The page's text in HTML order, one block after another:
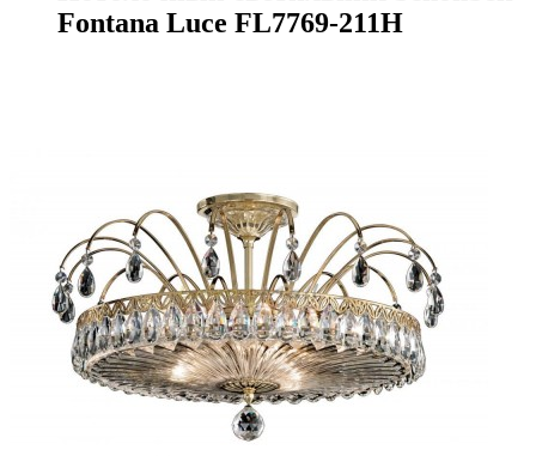
Fontana Luce FL7769-211H